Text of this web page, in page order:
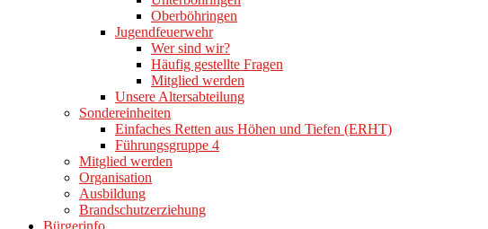
Oberböhringen
Jugendfeuerwehr
Wer sind wir?
Häufig gestellte Fragen
Mitglied werden
Unsere Altersabteilung
Sondereinheiten
Einfaches Retten aus Höhen und Tiefen (ERHT)
Führungsgruppe 4
Mitglied werden
Organisation
Ausbildung
Brandschutzerziehung
Bürgerinfo